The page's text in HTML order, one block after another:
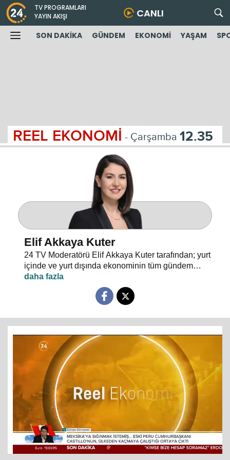
TV PROGRAMLARI
YAYIN AKIŞI
CANLI
SON DAKİKA GÜNDEM EKONOMİ YAŞAM
REEL EKONOMİ - Çarşamba 12.35
Elif Akkaya Kuter
24 TV Moderatörü Elif Akkaya Kuter tarafından; yurt
içinde ve yurt dışında ekonominin tüm gündem
maddeleri ve alanında uzman stüdyo konuklarıyla
sebep sonuç ilişkileri analiz ediliyor.